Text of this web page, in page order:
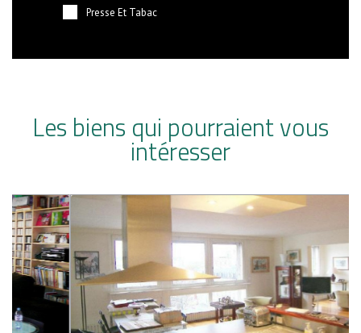
Presse Et Tabac
Les biens qui pourraient vous
intéresser